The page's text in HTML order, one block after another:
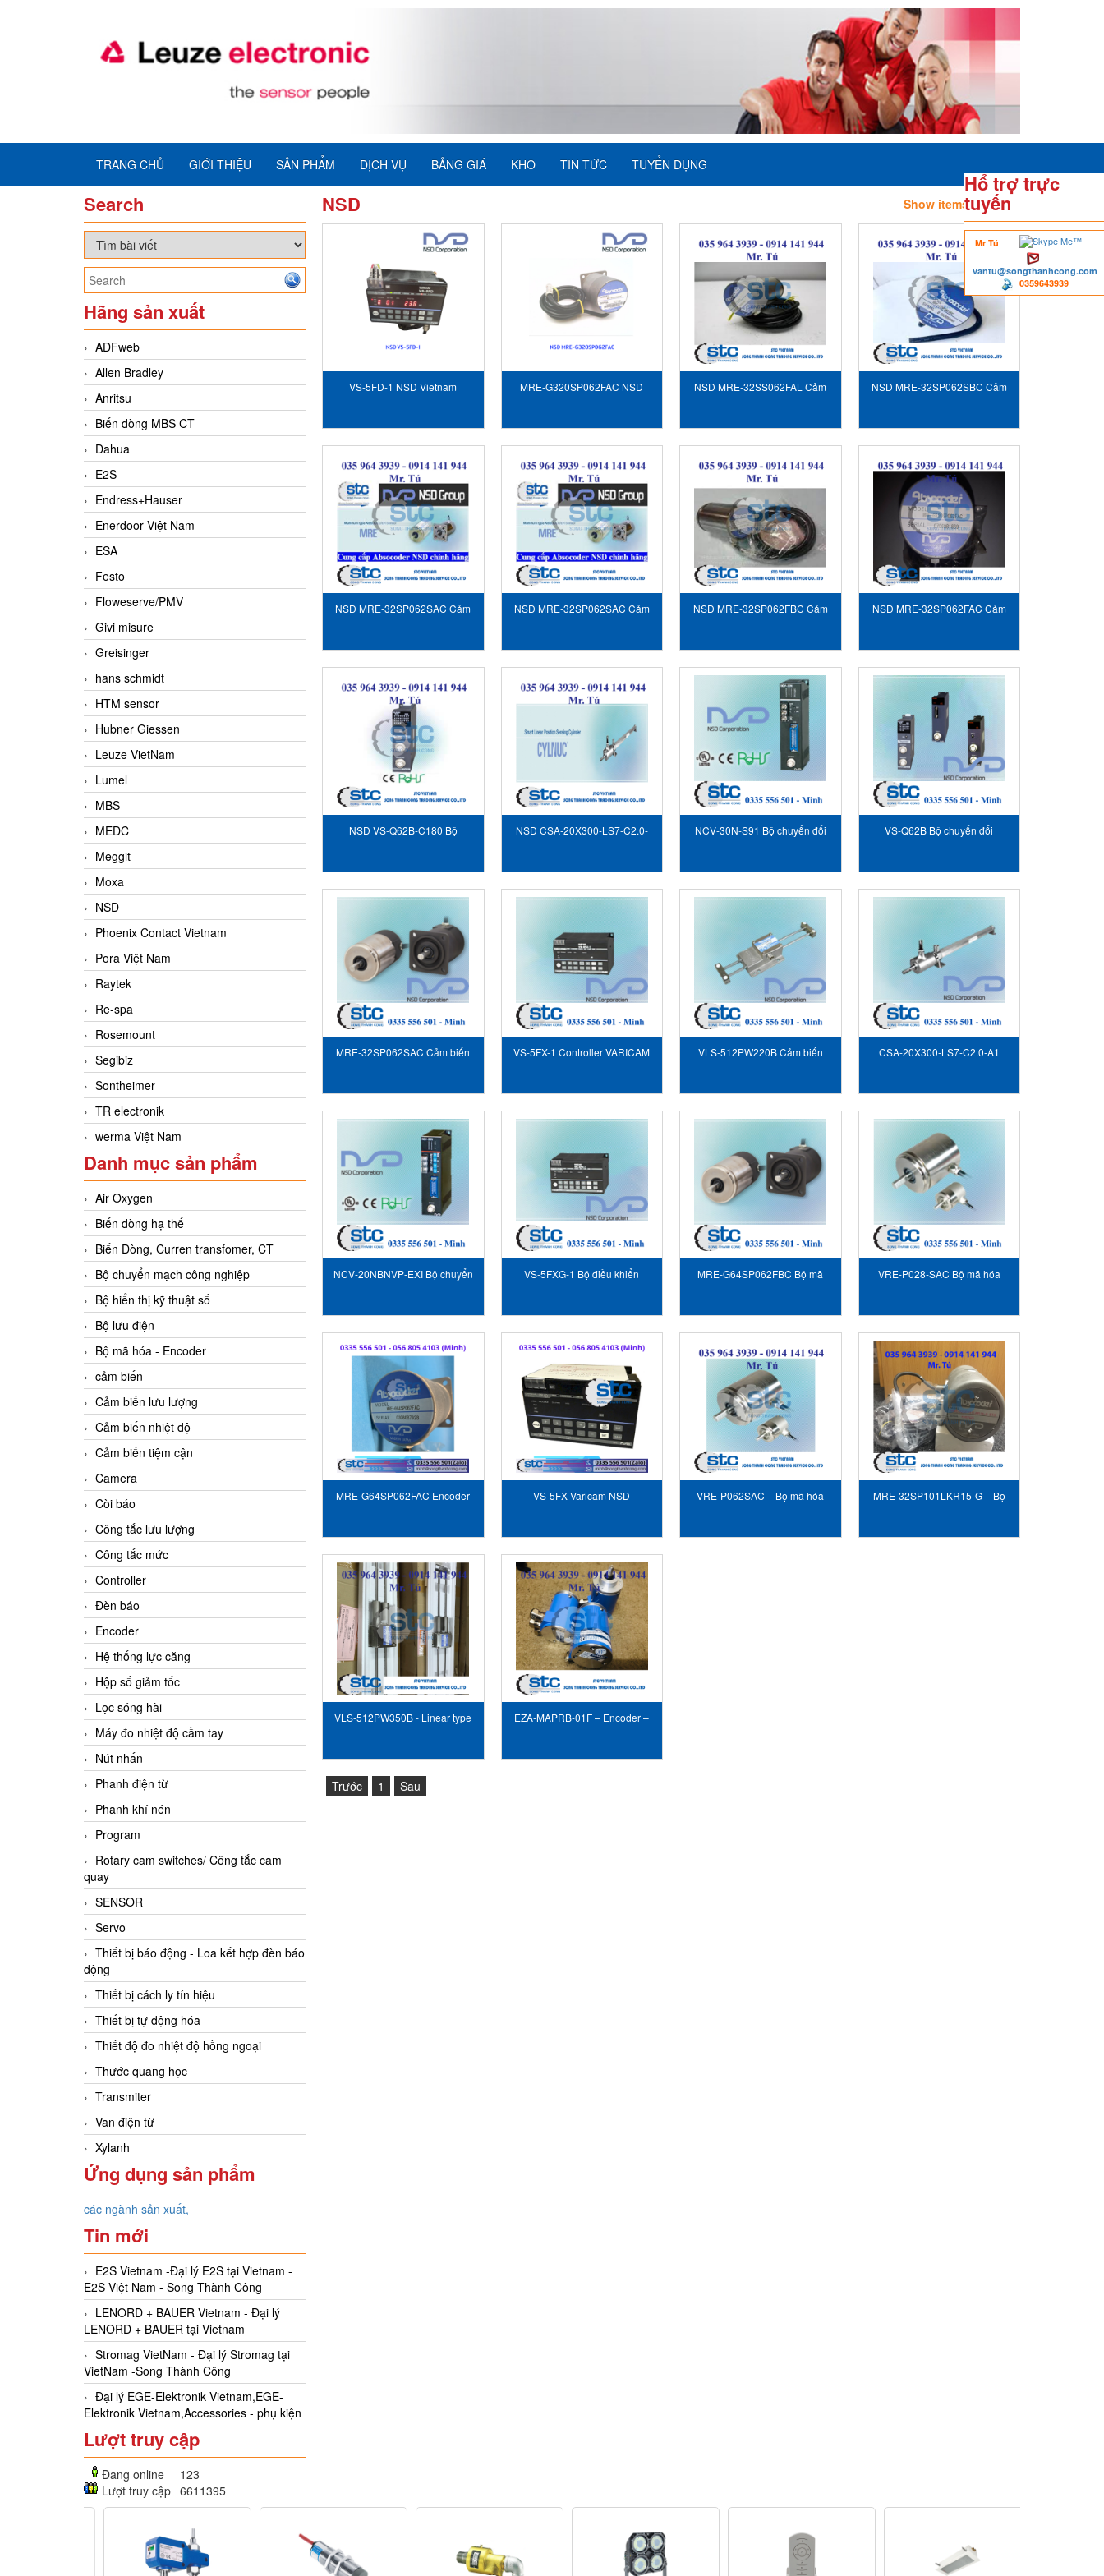
TRANG CHỦ GIỚI THIỆU SẢN PHẨM DỊCH VỤ BẢNG GIÁ KHO TIN TỨC TUYỂN DỤNG
Search
Hổ trợ trực
tuyến
Mr Tú
vantu@songthanhcong.com
0359643939
Hãng sản xuất
ADFweb
Allen Bradley
Anritsu
Biến dòng MBS CT
Dahua
E2S
Endress+Hauser
Enerdoor Việt Nam
ESA
Festo
Floweserve/PMV
Givi misure
Greisinger
hans schmidt
HTM sensor
Hubner Giessen
Leuze VietNam
Lumel
MBS
MEDC
Meggit
Moxa
NSD
Phoenix Contact Vietnam
Pora Việt Nam
Raytek
Re-spa
Rosemount
Segibiz
Sontheimer
TR electronik
werma Việt Nam
Danh mục sản phẩm
Air Oxygen
Biến dòng hạ thế
Biến Dòng, Curren transfomer, CT
Bộ chuyển mạch công nghiệp
Bộ hiển thị kỹ thuật số
Bộ lưu điện
Bộ mã hóa - Encoder
cảm biến
Cảm biến lưu lượng
Cảm biến nhiệt độ
Cảm biến tiệm cận
Camera
Còi báo
Công tắc lưu lượng
Công tắc mức
Controller
Đèn báo
Encoder
Hệ thống lực căng
Hộp số giảm tốc
Lọc sóng hài
Máy đo nhiệt độ cầm tay
Nút nhấn
Phanh điện từ
Phanh khí nén
Program
Rotary cam switches/ Công tắc cam
quay
SENSOR
Servo
Thiết bị báo động - Loa kết hợp đèn báo
động
Thiết bị cách ly tín hiệu
Thiết bị tự động hóa
Thiết độ đo nhiệt độ hồng ngoại
Thước quang học
Transmiter
Van điện từ
Xylanh
Ứng dụng sản phẩm
các ngành sản xuất,
Tin mới
E2S Vietnam -Đại lý E2S tại Vietnam -
E2S Việt Nam - Song Thành Công
LENORD + BAUER Vietnam - Đại lý
LENORD + BAUER tại Vietnam
Stromag VietNam - Đại lý Stromag tại
VietNam -Song Thành Công
Đại lý EGE-Elektronik Vietnam,EGE-
Elektronik Vietnam,Accessories - phụ kiện
Lượt truy cập
Đang online
123
Lượt truy cập 6611395
NSD Show items
VS-5FD-1 NSD Vietnam
MRE-G320SP062FAC NSD
NSD MRE-32SS062FAL Cảm
NSD MRE-32SP062SBC Cảm
NSD MRE-32SP062SAC Cảm
NSD MRE-32SP062SAC Cảm
NSD MRE-32SP062FBC Cảm
NSD MRE-32SP062FAC Cảm
NSD VS-Q62B-C180 Bộ
NSD CSA-20X300-LS7-C2.0-
Vietnam
NCV-30N-S91 Bộ chuyển đổi
VS-Q62B Bộ chuyển đổi
MRE-32SP062SAC Cảm biến
VS-5FX-1 Controller VARICAM
VLS-512PW220B Cảm biến
CSA-20X300-LS7-C2.0-A1
NCV-20NBNVP-EXI Bộ chuyển
VS-5FXG-1 Bộ điều khiển
MRE-G64SP062FBC Bộ mã
VRE-P028-SAC Bộ mã hóa
MRE-G64SP062FAC Encoder
VietNam
VS-5FX Varicam NSD
VRE-P062SAC – Bộ mã hóa
MRE-32SP101LKR15-G – Bộ
VLS-512PW350B - Linear type
EZA-MAPRB-01F – Encoder –
Trước 1 Sau